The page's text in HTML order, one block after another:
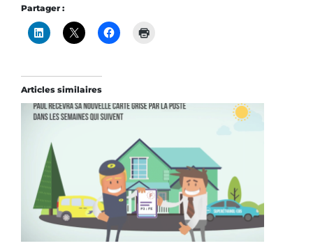
Partager :
Articles similaires